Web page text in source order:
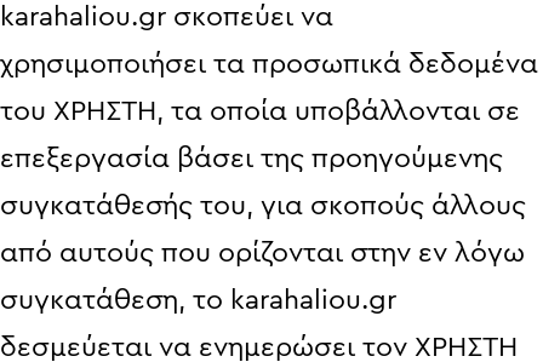
karahaliou.gr σκοπεύει να
χρησιμοποιήσει τα προσωπικά δεδομένα
του ΧΡΗΣΤΗ, τα οποία υποβάλλονται σε
επεξεργασία βάσει της προηγούμενης
συγκατάθεσής του, για σκοπούς άλλους
από αυτούς που ορίζονται στην εν λόγω
συγκατάθεση, το karahaliou.gr
δεσμεύεται να ενημερώσει τον ΧΡΗΣΤΗ